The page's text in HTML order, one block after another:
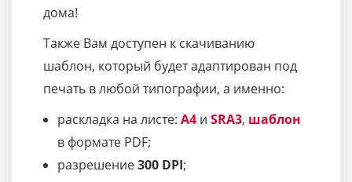
дома!
Также Вам доступен к скачиванию
шаблон, который будет адаптирован под
печать в любой типографии, а именно:
раскладка на листе: A4 и SRA3, шаблон
в формате PDF;
разрешение300 DPI;